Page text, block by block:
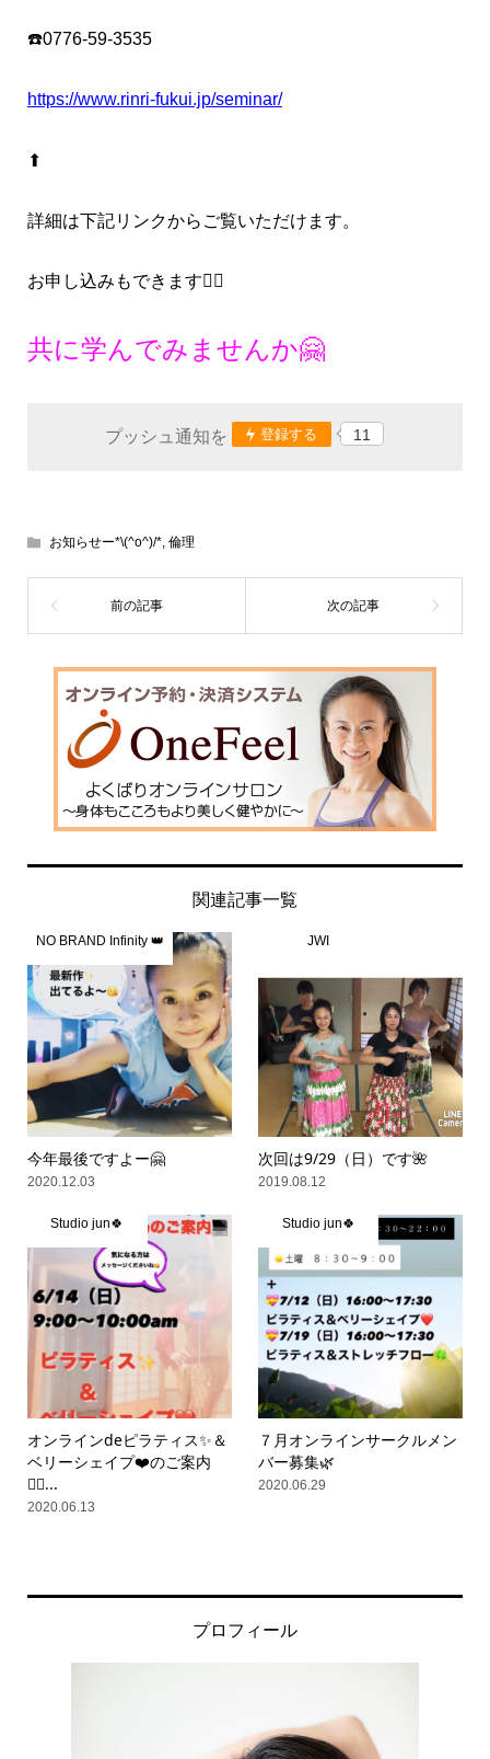
☎️0776-59-3535
https://www.rinri-fukui.jp/seminar/
⬆︎
詳細は下記リンクからご覧いただけます。
お申し込みもできます🙆‍♀️
共に学んでみませんか🤗
プッシュ通知を 登録する 11
お知らせー*\(^o^)/*, 倫理
関連記事一覧
NO BRAND Infinity 👑
今年最後ですよー🤗
2020.12.03
JWI
次回は9/29（日）です🌺
2019.08.12
Studio jun🍀
オンラインdeピラティス✨＆
ベリーシェイプ❤️のご案内
💁‍♀...
2020.06.13
Studio jun🍀
７月オンラインサークルメン
バー募集🌿
2020.06.29
プロフィール